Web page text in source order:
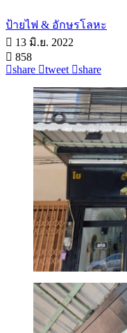
ป้ายไฟ & อักษรโลหะ
13 มิ.ย. 2022
858
share
tweet share